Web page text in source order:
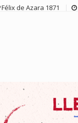
Félix de Azara 1871